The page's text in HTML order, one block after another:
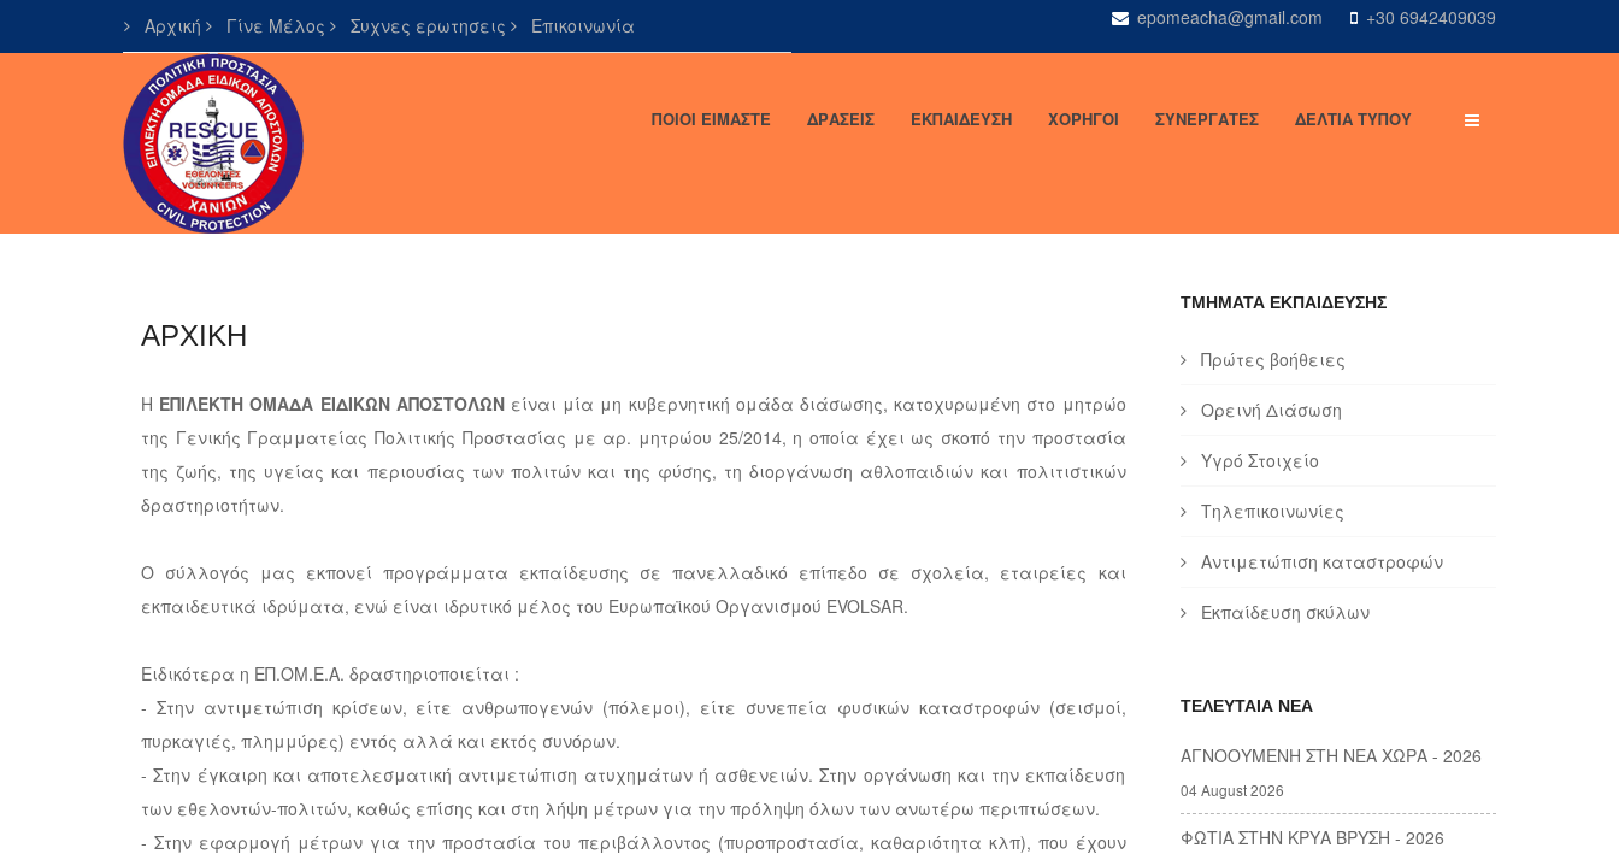
Αρχική Γίνε Μέλος Συχνες ερωτησεις Επικοινωνία epomeacha@gmail.com +30 6942409039
ΠΟΙΟΙ ΕΙΜΑΣΤΕ ΔΡΑΣΕΙΣ ΕΚΠΑΙΔΕΥΣΗ ΧΟΡΗΓΟΙ ΣΥΝΕΡΓΑΤΕΣ ΔΕΛΤΙΑ ΤΥΠΟΥ
ΑΡΧΙΚΗ
Η ΕΠΙΛΕΚΤΗ ΟΜΑΔΑ ΕΙΔΙΚΩΝ ΑΠΟΣΤΟΛΩΝείναι μία μη κυβερνητική ομάδα διάσωσης, κατοχυρωμένη στο μητρώο
της Γενικής Γραμματείας Πολιτικής Προστασίας με αρ. μητρώου 25/2014, η οποία έχει ως σκοπό την προστασία
της ζωής, της υγείας και περιουσίας των πολιτών και της φύσης, τη διοργάνωση αθλοπαιδιών και πολιτιστικών
δραστηριοτήτων.
Ο σύλλογός μας εκπονεί προγράμματα εκπαίδευσης σε πανελλαδικό επίπεδο σε σχολεία, εταιρείες και
εκπαιδευτικά ιδρύματα, ενώ είναι ιδρυτικό μέλος του Ευρωπαϊκού Οργανισμού EVOLSAR.
Ειδικότερα η ΕΠ.ΟΜ.Ε.Α. δραστηριοποιείται :
- Στην αντιμετώπιση κρίσεων, είτε ανθρωπογενών (πόλεμοι), είτε συνεπεία φυσικών καταστροφών (σεισμοί,
πυρκαγιές, πλημμύρες) εντός αλλά και εκτός συνόρων.
- Στην έγκαιρη και αποτελεσματική αντιμετώπιση ατυχημάτων ή ασθενειών. Στην οργάνωση και την εκπαίδευση
των εθελοντών-πολιτών, καθώς επίσης και στη λήψη μέτρων για την πρόληψη όλων των ανωτέρω περιπτώσεων.
- Στην εφαρμογή μέτρων για την προστασία του περιβάλλοντος (πυροπροστασία, καθαριότητα κλπ), που έχουν
ΤΜΗΜΑΤΑ ΕΚΠΑΙΔΕΥΣΗΣ
Πρώτες βοήθειες
Ορεινή Διάσωση
Υγρό Στοιχείο
Τηλεπικοινωνίες
Αντιμετώπιση καταστροφών
Εκπαίδευση σκύλων
ΤΕΛΕΥΤΑΙΑ ΝΕΑ
ΑΓΝΟΟΥΜΕΝΗ ΣΤΗ ΝΕΑ ΧΩΡΑ - 2026
04 August 2026
ΦΩΤΙΑ ΣΤΗΝ ΚΡΥΑ ΒΡΥΣΗ - 2026